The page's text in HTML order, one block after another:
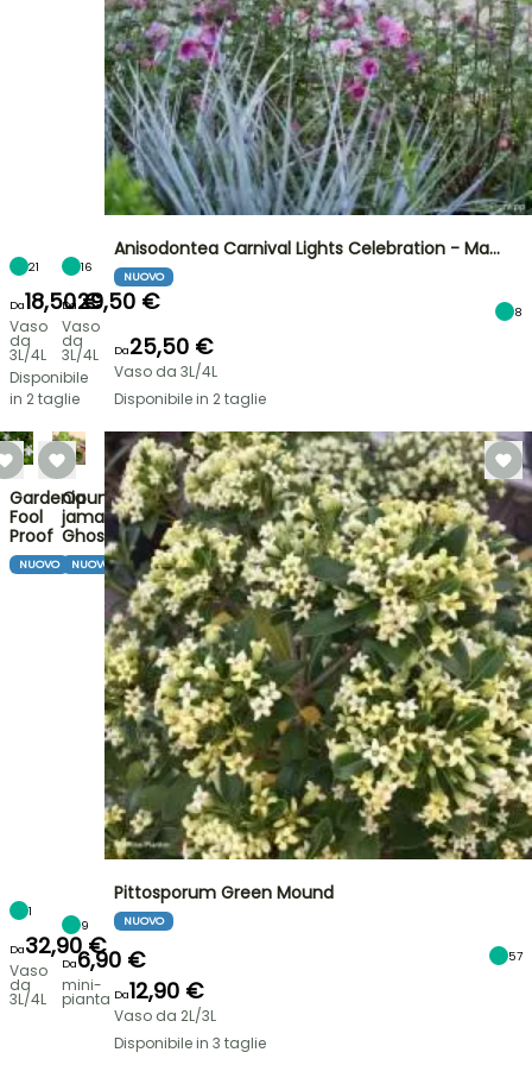
21
Da18,50 €
Vaso
da
3L/4L
Disponibile
in 2 taglie
16
Da29,50 €
Vaso
da
3L/4L
Anisodontea Carnival Lights Celebration - Ma…
NUOVO
8
Da25,50 €
Vaso da 3L/4L
Disponibile in 2 taglie
Gardenia
Fool
Proof
NUOVO
1
Da32,90 €
Vaso
da
3L/4L
Opuntia
jamaicensis
Ghost
NUOVO
9
Da6,90 €
mini-
pianta
Pittosporum Green Mound
NUOVO
57
Da12,90 €
Vaso da 2L/3L
Disponibile in 3 taglie